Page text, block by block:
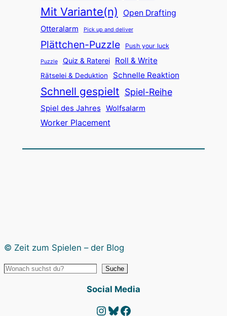
Mit Variante(n) Open Drafting
Otteralarm Pick up and deliver
Plättchen-Puzzle Push your luck
Puzzle Quiz & Raterei Roll & Write
Rätselei & Deduktion Schnelle Reaktion
Schnell gespielt Spiel-Reihe
Spiel des Jahres Wolfsalarm
Worker Placement
© Zeit zum Spielen – der Blog
S
Suche
Social Media
Instagram Bluesky Facebook